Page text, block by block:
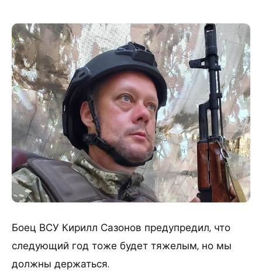
Боец ВСУ Кирилл Сазонов предупредил, что
следующий год тоже будет тяжелым, но мы
должны держаться.